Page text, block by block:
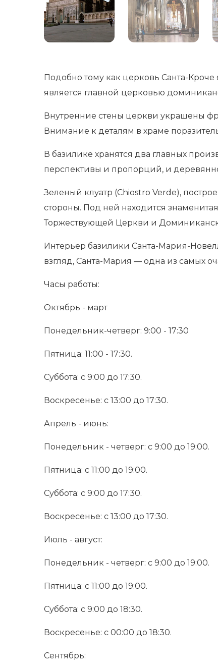
Подобно тому как церковь Санта-
является главной церковью
Внутренние стены церкви украшены
Внимание к деталям в храме
В базилике хранятся два главных
перспективы и пропорций, и
Зеленый клуатр (Chiostro Verde),
стороны. Под ней находится
Торжествующей Церкви и
Интерьер базилики Санта-Мария-
взгляд, Санта-Мария — одна из самых
Часы работы:
Октябрь - март
Понедельник-четверг: 9:00 - 17:30
Пятница: 11:00 - 17:30.
Суббота: с 9:00 до 17:30.
Воскресенье: с 13:00 до 17:30.
Апрель - июнь:
Понедельник - четверг: с 9:00 до 19:00.
Пятница: с 11:00 до 19:00.
Суббота: с 9:00 до 17:30.
Воскресенье: с 13:00 до 17:30.
Июль - август:
Понедельник - четверг: с 9:00 до 19:00.
Пятница: с 11:00 до 19:00.
Суббота: с 9:00 до 18:30.
Воскресенье: с 00:00 до 18:30.
Сентябрь: